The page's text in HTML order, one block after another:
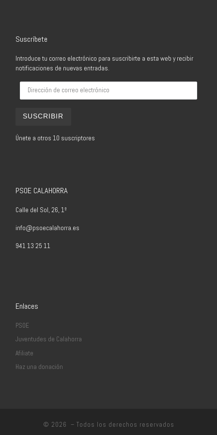
Suscríbete
Introduce tu correo electrónico para suscribirte a esta web y recibir
notificaciones de nuevas entradas.
SUSCRIBIR
Únete a otros 10 suscriptores
PSOE CALAHORRA
Calle del Sol, 26, 1º
info@psoecalahorra.es
941 13 25 11
Enlaces
PSOE
Juventudes de Calahorra
Afiliate
Haz una donación
© 2026 – Todos los derechos reservados